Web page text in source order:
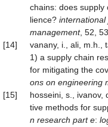
chains: does supply
lience? international
management, 52,
[14]
vanany, i., ali, m.h.,
1) a supply chain
for mitigating the
ons on engineering
[15]
hosseini, s., ivanov,
tive methods for
n research part e: